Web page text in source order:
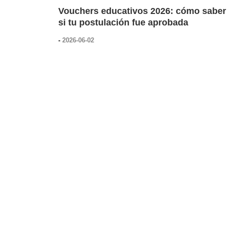
Vouchers educativos 2026: cómo saber
si tu postulación fue aprobada
- 2026-06-02